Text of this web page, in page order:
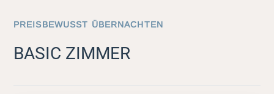
PREISBEWUSST ÜBERNACHTEN
BASIC ZIMMER